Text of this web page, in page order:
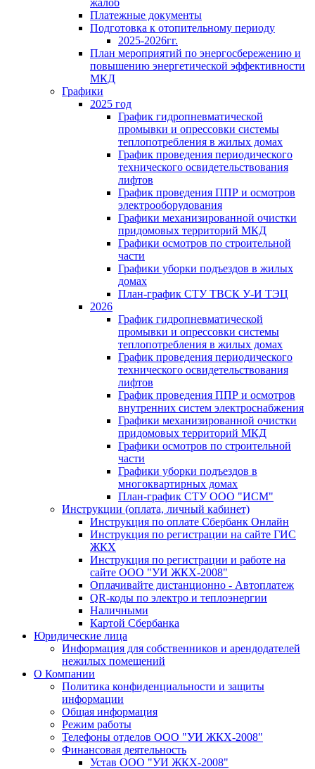
жалоб
Платежные документы
Подготовка к отопительному периоду
2025-2026гг.
План мероприятий по энергосбережению и
повышению энергетической эффективности
МКД
Графики
2025 год
График гидропневматической
промывки и опрессовки системы
теплопотребления в жилых домах
График проведения периодического
технического освидетельствования
лифтов
График проведения ППР и осмотров
электрооборудования
Графики механизированной очистки
придомовых территорий МКД
Графики осмотров по строительной
части
Графики уборки подъездов в жилых
домах
План-график СТУ ТВСК У-И ТЭЦ
2026
График гидропневматической
промывки и опрессовки системы
теплопотребления в жилых домах
График проведения периодического
технического освидетельствования
лифтов
График проведения ППР и осмотров
внутренних систем электроснабжения
Графики механизированной очистки
придомовых территорий МКД
Графики осмотров по строительной
части
Графики уборки подъездов в
многоквартирных домах
План-график СТУ ООО "ИСМ"
Инструкции (оплата, личный кабинет)
Инструкция по оплате Сбербанк Онлайн
Инструкция по регистрации на сайте ГИС
ЖКХ
Инструкция по регистрации и работе на
сайте ООО "УИ ЖКХ-2008"
Оплачивайте дистанционно - Автоплатеж
QR-коды по электро и теплоэнергии
Наличными
Картой Сбербанка
Юридические лица
Информация для собственников и арендодателей
нежилых помещений
О Компании
Политика конфиденциальности и защиты
информации
Общая информация
Режим работы
Телефоны отделов ООО "УИ ЖКХ-2008"
Финансовая деятельность
Устав ООО "УИ ЖКХ-2008"